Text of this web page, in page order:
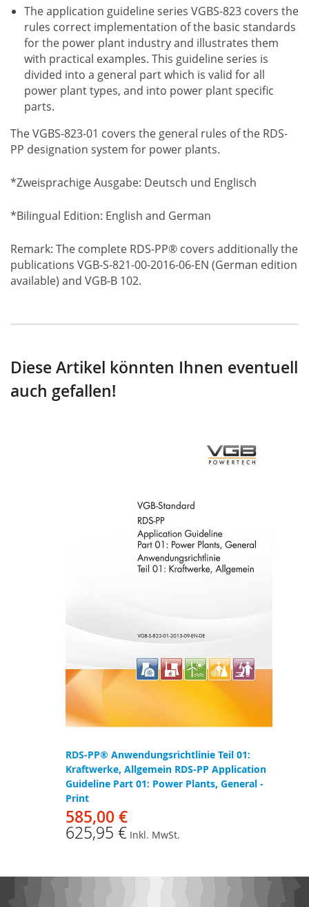
The application guideline series VGBS-823 covers the
rules correct implementation of the basic standards
for the power plant industry and illustrates them
with practical examples. This guideline series is
divided into a general part which is valid for all
power plant types, and into power plant specific
parts.
The VGBS-823-01 covers the general rules of the RDS-
PP designation system for power plants.
*Zweisprachige Ausgabe: Deutsch und Englisch
*Bilingual Edition: English and German
Remark: The complete RDS-PP® covers additionally the
publications VGB-S-821-00-2016-06-EN (German edition
available) and VGB-B 102.
Diese Artikel könnten Ihnen eventuell
auch gefallen!
RDS-PP® Anwendungsrichtlinie Teil 01:
Kraftwerke, Allgemein RDS-PP Application
Guideline Part 01: Power Plants, General -
Print
585,00 €
625,95 € Inkl. MwSt.